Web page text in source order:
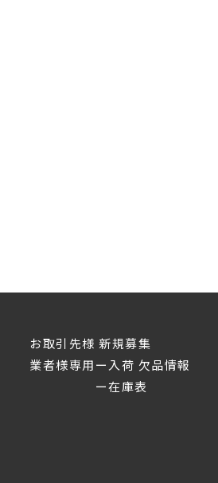
お取引先様 新規募集
業者様専用ー入荷 欠品情報
ー在庫表